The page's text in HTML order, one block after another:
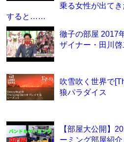
乗る女性が出て
すると……
徹子の部屋 2017
ザイナー・田川啓
吹雪吹く世界で
狼パラダイス
【部屋大公開】
ーミング部屋紹